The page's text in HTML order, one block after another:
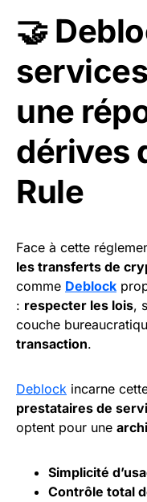
🤝
une
dérives
Rule
Face à cette
les transferts de
comme Deblock
: respecter les lois,
couche
transaction.
Deblock incarne
prestataires de
optent pour une
Simplicité
Contrôle total